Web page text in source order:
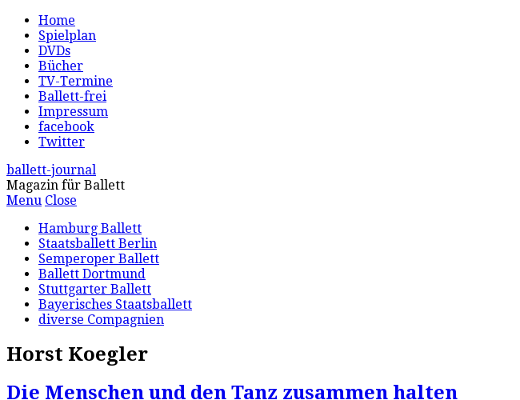
Home
Spielplan
DVDs
Bücher
TV-Termine
Ballett-frei
Impressum
facebook
Twitter
ballett-journal
Magazin für Ballett
Menu Close
Hamburg Ballett
Staatsballett Berlin
Semperoper Ballett
Ballett Dortmund
Stuttgarter Ballett
Bayerisches Staatsballett
diverse Compagnien
Horst Koegler
Die Menschen und den Tanz zusammen halten